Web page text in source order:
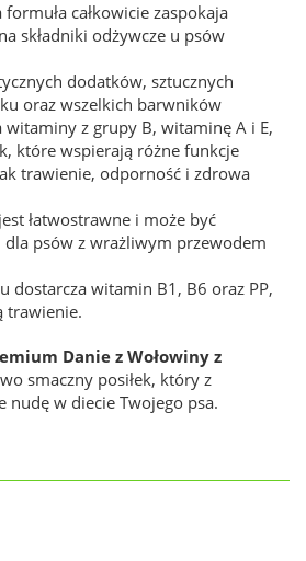
całkowicie zaspokaja
składniki odżywcze u psów
dodatków, sztucznych
oraz wszelkich barwników
witaminy z grupy B, witaminę A i E,
które wspierają różne funkcje
trawienie, odporność i zdrowa
łatwostrawne i może być
psów z wrażliwym przewodem
dostarcza witamin B1, B6 oraz PP,
trawienie.
Danie z Wołowiny z
smaczny posiłek, który z
nudę w diecie Twojego psa.